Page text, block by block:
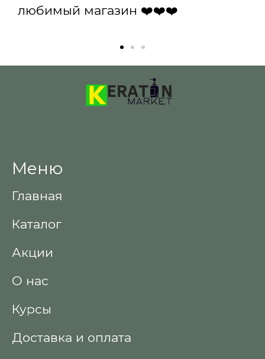
любимый магазин ❤️❤️❤️
Меню
Главная
Каталог
Акции
О нас
Курсы
Доставка и оплата